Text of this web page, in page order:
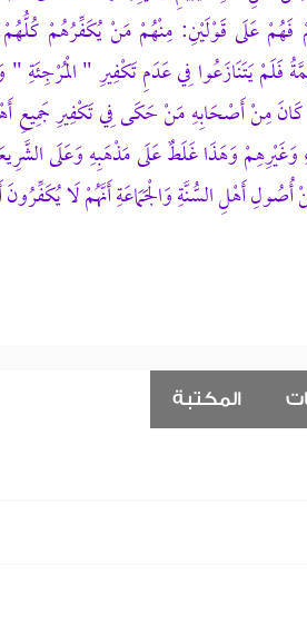
فَهُمْ عَلَى قَوْلَيْنِ: مِنْهُمْ مَنْ يُكَفِّرُهُمْ
فَلَمْ يَتَنَازَعُوا فِي عَدَمِ تَكْفِيرِ "
مِنْ أَصْحَابِهِ مَنْ حَكَى فِي تَكْفِيرِ جَمِيعِ
وَهَذَا غَلَطٌ عَلَى مَذْهَبِهِ وَعَلَى
أُصُولِ أَهْلِ السُّنَّةِ وَالْجَمَاعَةِ أَنَّهُمْ لَا
المكتبة